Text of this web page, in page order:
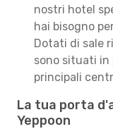
nostri hotel
hai bisogno
Dotati di sale
sono situati in
principali
La tua porta
Yeppoon